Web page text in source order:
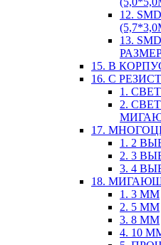
12.
13.
15. В
16. С
1.
2.
17.
1. 2
2. 3
3. 4
18.
1. 3 ММ
2. 5 ММ
3. 8 ММ
4. 10